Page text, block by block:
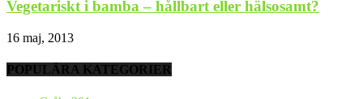
Vegetariskt i bamba – hållbart eller hälsosamt?
16 maj, 2013
POPULÄRA KATEGORIER